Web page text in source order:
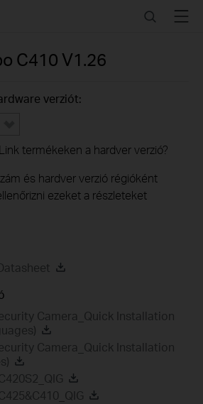
SearchMenu
C410 V1.26
verziót:
termékeken a hardver verzió?
és hardver verzió régióként
ezeket a részleteket
Camera_Quick Installation
Camera_Quick Installation